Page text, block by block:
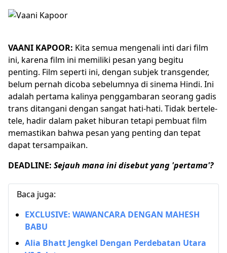
VAANI KAPOOR: Kita semua mengenali inti dari film
ini, karena film ini memiliki pesan yang begitu
penting. Film seperti ini, dengan subjek transgender,
belum pernah dicoba sebelumnya di sinema Hindi. Ini
adalah pertama kalinya penggambaran seorang gadis
trans ditangani dengan sangat hati-hati. Tidak bertele-
tele, hadir dalam paket hiburan tetapi pembuat film
memastikan bahwa pesan yang penting dan tepat
dapat tersampaikan.
DEADLINE: Sejauh mana ini disebut yang 'pertama'?
Baca juga:
EXCLUSIVE: WAWANCARA DENGAN MAHESH
BABU
Alia Bhatt Jengkel Dengan Perdebatan Utara